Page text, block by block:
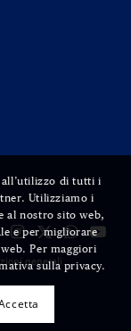
generali
all’utilizzo di tutti i
Utilizziamo i
al nostro sito web,
e per migliorare
Per maggiori
sulla privacy.